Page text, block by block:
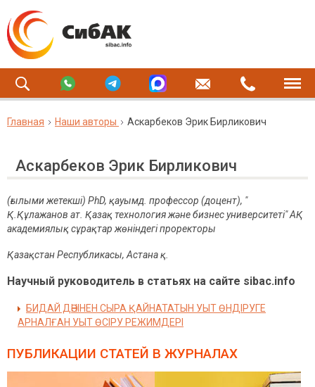
Главная Наши авторы Аскарбеков Эрик Бирликович
Аскарбеков Эрик Бирликович
(ғылыми жетекші) PhD, қауымд . профессор (доцент), "
Қ.Құлажанов ат. Қазақ технология және бизнес университеті" АҚ
академиялықсұрақтар жөніндегі проректоры
Қазақстан Республикасы, Астанақ.
Научный руководитель в статьях на сайте sibac.info
БИДАЙ ДӘНІНЕН СЫРА ҚАЙНАТАТЫН УЫТ ӨНДІРУГЕ
АРНАЛҒАН УЫТ ӨСІРУ РЕЖИМДЕРІ
ПУБЛИКАЦИИ СТАТЕЙ В ЖУРНАЛАХ